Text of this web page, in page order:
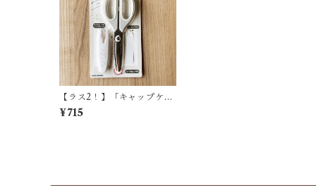
【ラス2！】「キャップケー
ス付きカーブ刃ハサミ / ジュ
ーシーなシマエナガ」シマ
¥715